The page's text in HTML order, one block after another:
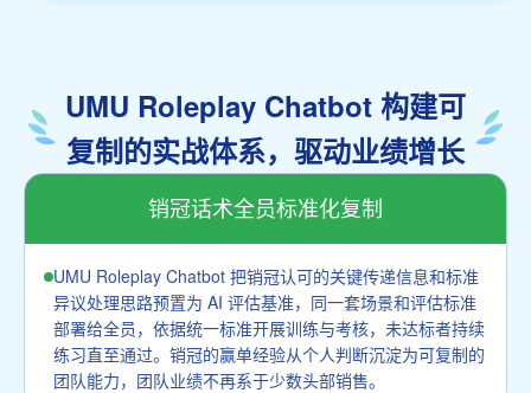
UMU Roleplay Chatbot 构建可
复制的实战体系，驱动业绩增长
销冠话术全员标准化复制
UMU Roleplay Chatbot 把销冠认可的关键传递信息和标准
异议处理思路预置为 AI 评估基准，同一套场景和评估标准
部署给全员，依据统一标准开展训练与考核，未达标者持续
练习直至通过。销冠的赢单经验从个人判断沉淀为可复制的
团队能力，团队业绩不再系于少数头部销售。